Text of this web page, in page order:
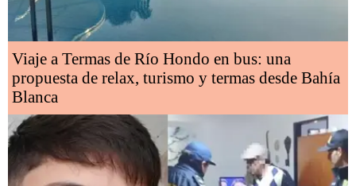
Viaje a Termas de Río Hondo en bus: una
propuesta de relax, turismo y termas desde Bahía
Blanca